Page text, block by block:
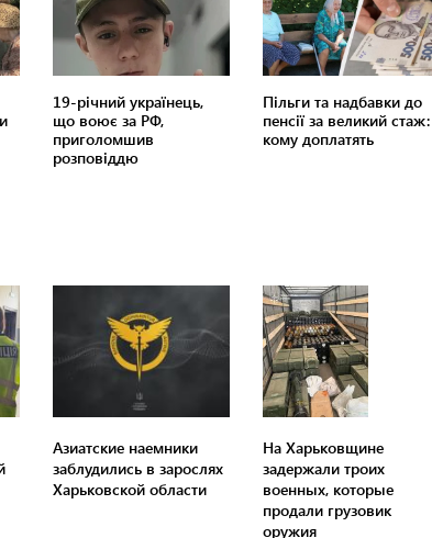
Азиатские наемники
заблудились в зарослях
Харьковской области
На Харьковщине
задержали троих
военных, которые
продали грузовик
оружия